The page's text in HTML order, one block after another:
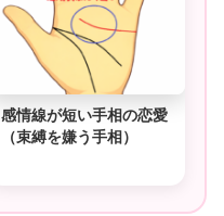
感情線が短い手相の恋愛
（束縛を嫌う手相）